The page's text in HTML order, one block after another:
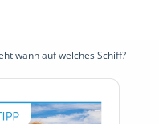
wann auf welches Schiff?